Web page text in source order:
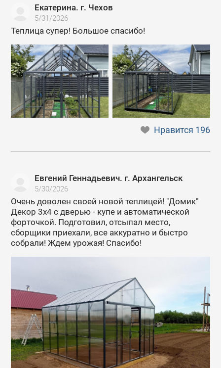
Екатерина. г. Чехов
5/31/2026
Теплица супер! Большое спасибо!
Нравится 196
Евгений Геннадьевич. г. Архангельск
5/30/2026
Очень доволен своей новой теплицей! "Домик"
Декор 3х4 с дверью - купе и автоматической
форточкой. Подготовил, отсыпал место,
сборщики приехали, все аккуратно и быстро
собрали! Ждем урожая! Спасибо!